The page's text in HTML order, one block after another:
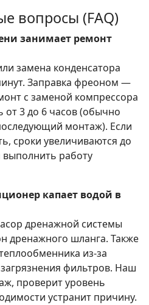
вопросы (FAQ)
занимает ремонт
замена конденсатора
Заправка фреоном —
с заменой компрессора
от 3 до 6 часов (обычно
монтаж). Если
сроки увеличиваются до
работу
капает водой в
дренажной системы
дренажного шланга. Также
из-за
фильтров. Наш
проверит уровень
устранит причину.